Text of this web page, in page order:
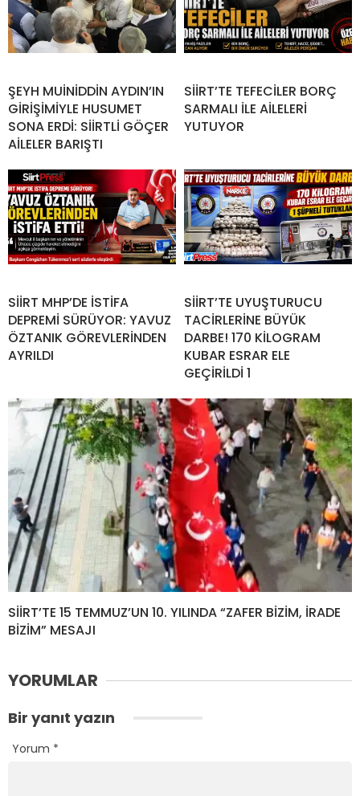
ŞEYH MUİNİDDİN AYDIN’IN
GİRİŞİMİYLE HUSUMET
SONA ERDİ: SİİRTLİ GÖÇER
AİLELER BARIŞTI
SİİRT’TE TEFECİLER BORÇ
SARMALI İLE AİLELERİ
YUTUYOR
SİİRT MHP’DE İSTİFA
DEPREMİ SÜRÜYOR: YAVUZ
ÖZTANIK GÖREVLERİNDEN
AYRILDI
SİİRT’TE UYUŞTURUCU
TACİRLERİNE BÜYÜK
DARBE! 170 KİLOGRAM
KUBAR ESRAR ELE
GEÇİRİLDİ 1
SİİRT’TE 15 TEMMUZ’UN 10. YILINDA “ZAFER BİZİM, İRADE
BİZİM” MESAJI
YORUMLAR
Bir yanıt yazın
Yorum *